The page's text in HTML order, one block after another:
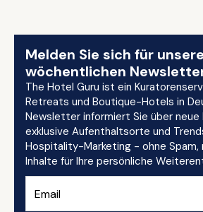
Melden Sie sich für
wöchentlichen
The Hotel Guru ist ein
Retreats und Boutique-Hotels in
Newsletter informiert Sie über neue
exklusive Aufenthaltsorte und
Hospitality-Marketing - ohne Spam,
Inhalte für Ihre persönliche